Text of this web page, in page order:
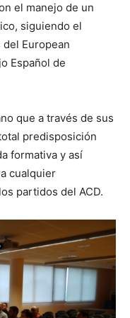
el manejo de un
siguiendo el
European
Español de
que a través de sus
predisposición
formativa y así
cualquier
partidos del ACD.